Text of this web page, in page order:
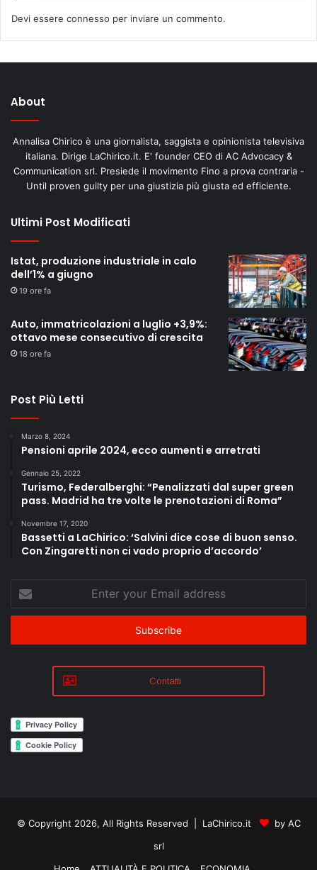
Devi essere connesso per inviare un commento.
About
Annalisa Chirico è una giornalista, saggista e opinionista televisiva
italiana. Dirige LaChirico.it. E' founder CEO di AC Advocacy &
Communication srl. Presiede il movimento Fino a prova contraria -
Until proven guilty per una giustizia più giusta ed efficiente.
Ultimi Post Modificati
Istat, produzione industriale in calo
dell’1% a giugno
19 ore fa
Auto, immatricolazioni a luglio +3,9%:
ottavo mese consecutivo di crescita
18 ore fa
Post Più Letti
Marzo 8, 2024
Pensioni aprile 2024, ecco aumenti e arretrati
Gennaio 25, 2022
Turismo, Federalberghi: “Penalizzati dal super green
pass. Madrid ha tre volte le prenotazioni di Roma”
Novembre 17, 2020
Bassetti a LaChirico: ‘Salvini dice cose di buon senso.
Con Zingaretti non ci vado proprio d’accordo’
your
Email
Contatti
© Copyright 2026, All Rights Reserved | LaChirico.it
by AC
srl